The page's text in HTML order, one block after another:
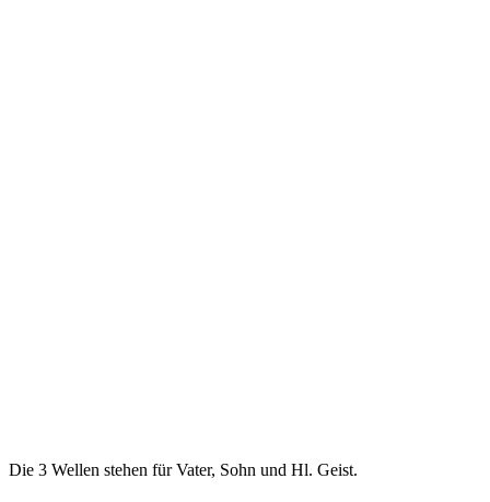
Die 3 Wellen stehen für Vater, Sohn und Hl. Geist.